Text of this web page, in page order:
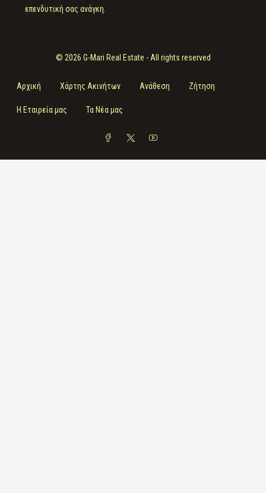
επενδυτική σας ανάγκη.
© 2026 G-Mari Real Estate - All rights reserved
Αρχική Χάρτης Ακινήτων Ανάθεση Ζήτηση
Η Εταιρεία μας Τα Νέα μας